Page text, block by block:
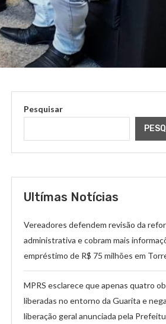
Pesquisar
Ultímas Notícias
Vereadores defendem revisão da
administrativa e cobram mais
empréstimo de R$ 75 milhões em
MPRS esclarece que apenas quatro
liberadas no entorno da Guarita e nega
liberação geral anunciada pela